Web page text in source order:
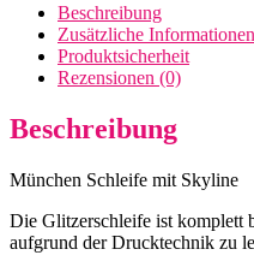
Beschreibung
Zusätzliche Informationen
Produktsicherheit
Rezensionen (0)
Beschreibung
München Schleife mit Skyline
Die Glitzerschleife ist komplett
aufgrund der Drucktechnik zu